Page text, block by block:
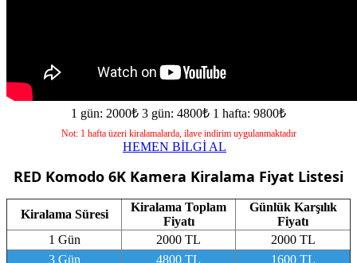
1 gün: 2000₺ 3 gün: 4800₺ 1 hafta: 9800₺
Not: 1 hafta üzeri kiralamalarda, ilave indirim uygulanmaktadır
HEMEN BİLGİ AL
RED Komodo 6K Kamera Kiralama Fiyat Listesi
Kiralama Süresi
Kiralama Toplam
Fiyatı
Günlük Karşılık
Fiyatı
1 Gün
2000 TL
2000 TL
3 Gün
4800 TL
1600 TL